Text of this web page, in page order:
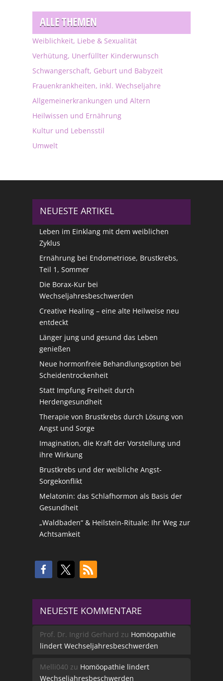
ALLE THEMEN
Weiblichkeit, Liebe & Sexualität
Verhütung, Unerfüllter Kinderwunsch
Schwangerschaft, Geburt und Babyzeit
Frauenkrankheiten, inkl. Wechseljahre
Allgemeinerkrankungen und Altern
Heilwissen und Ernährung
Kultur und Lebensstil
Umwelt
NEUESTE ARTIKEL
Leben im Einklang mit dem weiblichen
Zyklus
Ernährung bei Endometriose, Brustkrebs,
Teil 1, Sommer
Die Borax-Kur bei
Wechseljahresbeschwerden
Creative Healing – eine alte Heilweise neu
entdeckt
Länger jung und gesund das Leben
genießen
Neue hormonfreie Behandlungsoption bei
Scheidentrockenheit
Statt Impfung Freiheit durch
Herdengesundheit
Therapie von Brustkrebs durch Lösung von
Angst und Sorge
Imagination, die Kraft der Vorstellung und
ihre Wirkung
Brustkrebs und der weibliche Angst-
Sorgekonflikt
Melatonin: das Schlafhormon als Basis der
Gesundheit
„Waldbaden“ & Heilstein-Rituale: Ihr Weg zur
Achtsamkeit
NEUESTE KOMMENTARE
Prof. Dr. Ingrid Gerhard zu Homöopathie
lindert Wechseljahresbeschwerden
Melli040 zu Homöopathie lindert
Wechseljahresbeschwerden